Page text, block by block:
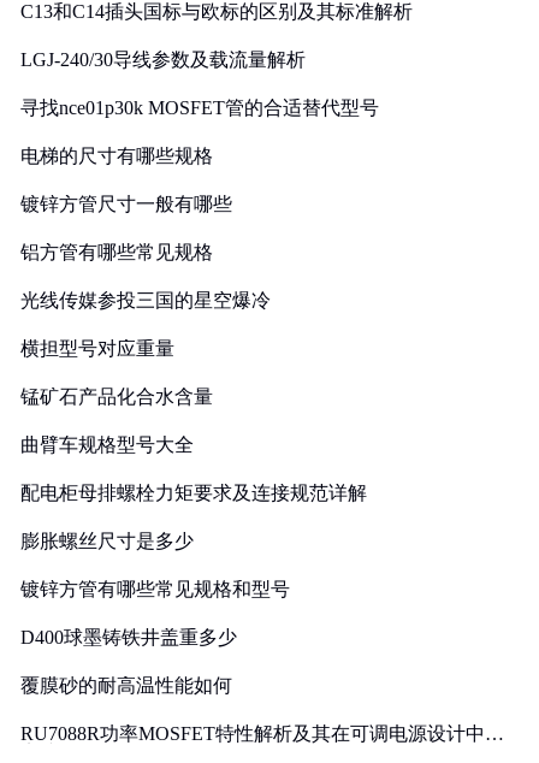
C13和C14插头国标与欧标的区别及其标准解析
LGJ-240/30导线参数及载流量解析
寻找nce01p30k MOSFET管的合适替代型号
电梯的尺寸有哪些规格
镀锌方管尺寸一般有哪些
铝方管有哪些常见规格
光线传媒参投三国的星空爆冷
横担型号对应重量
锰矿石产品化合水含量
曲臂车规格型号大全
配电柜母排螺栓力矩要求及连接规范详解
膨胀螺丝尺寸是多少
镀锌方管有哪些常见规格和型号
D400球墨铸铁井盖重多少
覆膜砂的耐高温性能如何
RU7088R功率MOSFET特性解析及其在可调电源设计中的